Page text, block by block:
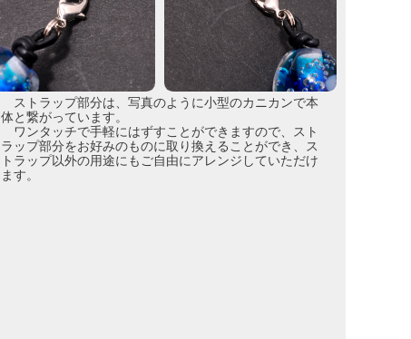
ストラップ部分は、写真のように小型のカニカンで本
体と繋がっています。
ワンタッチで手軽にはずすことができますので、スト
ラップ部分をお好みのものに取り換えることができ、ス
トラップ以外の用途にもご自由にアレンジしていただけ
ます。